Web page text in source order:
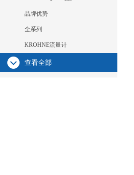
品牌优势
全系列
KROHNE流量计
查看全部